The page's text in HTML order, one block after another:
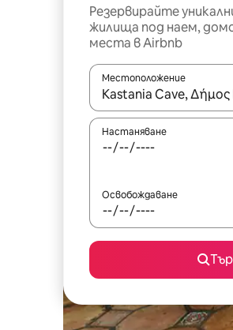
Резервирайте
жилища под наем,
места в Airbnb
Местоположение
Когато резултатите
Настаняване
Освобождаване